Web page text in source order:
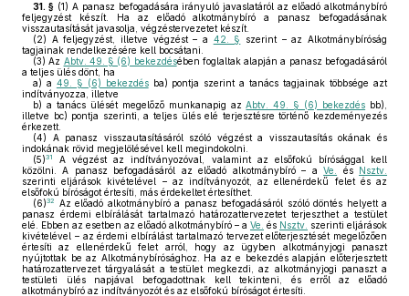
31. § (1) A panasz befogadására irányuló javaslatáról az előadó alkotmánybíró
feljegyzést készít. Ha az előadó alkotmánybíró a panasz befogadásának
visszautasítását javasolja, végzéstervezetet készít.
(2) A feljegyzést, illetve végzést – a 42. §
szerint – az Alkotmánybíróság
tagjainak rendelkezésére kell bocsátani.
(3) Az Abtv. 49. § (6) bekezdésében foglaltak alapján a panasz befogadásáról
a teljes ülés dönt, ha
a) a 49. § (6) bekezdésba) pontja szerint a tanács tagjainak többsége azt
indítványozza, illetve
b) a tanács ülését megelőző munkanapig azAbtv. 49. § (6) bekezdés bb),
illetve bc) pontja szerinti, a teljes ülés elé terjesztésre történő kezdeményezés
érkezett.
(4) A panasz visszautasításáról szóló végzést a visszautasítás okának és
indokának rövid megjelölésével kell megindokolni.
(5)31
A végzést az indítványozóval, valamint az elsőfokú bírósággal kell
közölni. A panasz befogadásáról az előadó alkotmánybíró – aVe. és Nsztv.
szerinti eljárások kivételével – az indítványozót, az ellenérdekű felet és az
elsőfokú bíróságot értesíti, más érdekeltet értesíthet.
(6)32
Az előadó alkotmánybíró a panasz befogadásáról szóló döntés helyett a
panasz érdemi elbírálását tartalmazó határozattervezetet terjeszthet a testület
elé. Ebben az esetben az előadó alkotmánybíró – a Ve. és Nsztv. szerinti eljárások
kivételével – az érdemi elbírálást tartalmazó tervezet előterjesztését megelőzően
értesíti az ellenérdekű felet arról, hogy az ügyben alkotmányjogi panaszt
nyújtottak be az Alkotmánybírósághoz. Ha az e bekezdés alapján előterjesztett
határozattervezet tárgyalását a testület megkezdi, az alkotmányjogi panaszt a
testületi ülés napjával befogadottnak kell tekinteni, és erről az előadó
alkotmánybíró az indítványozót és az elsőfokú bíróságot értesíti.